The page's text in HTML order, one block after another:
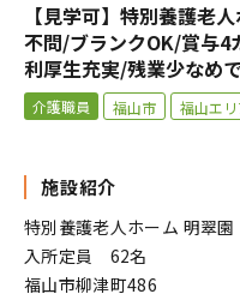
【見学可】特別養護老
不問/ブランクOK/賞与4
利厚生充実/残業少なめ
介護職員 福山市 福山エリ
施設紹介
特別養護老人ホーム 明翠園
入所定員 62名
福山市柳津町486